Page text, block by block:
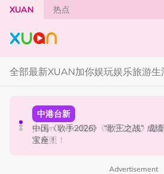
Skip to main content
XUAN 热点
全部最新XUAN加你娱玩娱乐旅游生
国际星闻
YG大楼遭女粉持高尔夫球杆猛砸
新进展曝光！
中港台新
Jaclyn Victor现身《歌手2026》现
求合照！
中港台新
中国《歌手2026》 “歌王之战” 成
宝座！
Advertisement